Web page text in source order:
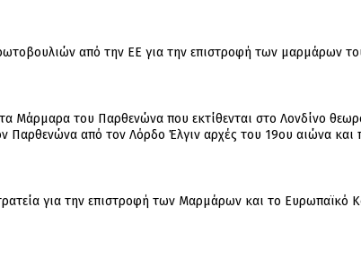
από την ΕΕ για την επιστροφή των μαρμάρων
Μάρμαρα του Παρθενώνα που εκτίθενται στο Λονδίνο
Παρθενώνα από τον Λόρδο Έλγιν αρχές του 19ου αιώνα και
για την επιστροφή των Μαρμάρων και το Ευρωπαϊκό